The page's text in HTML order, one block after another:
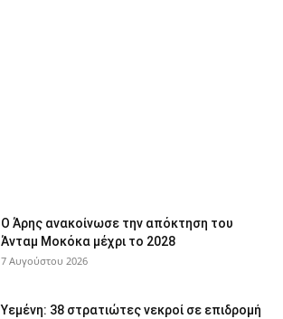
Ο Άρης ανακοίνωσε την απόκτηση του
Άνταμ Μοκόκα μέχρι το 2028
7 Αυγούστου 2026
Υεμένη: 38 στρατιώτες νεκροί σε επιδρομή